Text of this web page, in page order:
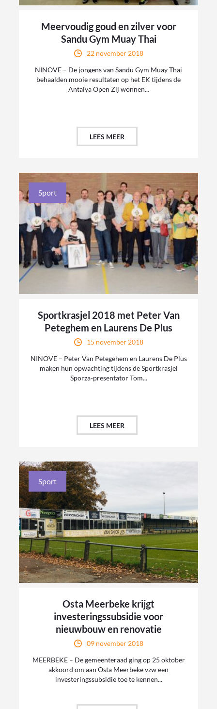
Meervoudig goud en zilver voor
Sandu Gym Muay Thai
22 november 2018
NINOVE – De jongens van Sandu Gym Muay Thai
behaalden mooie resultaten op het EK tijdens de
Antalya Open Zij wonnen...
LEES MEER
Sport
Sportkrasjel 2018 met Peter Van
Peteghem en Laurens De Plus
15 november 2018
NINOVE – Peter Van Petegehem en Laurens De Plus
maken hun opwachting tijdens de Sportkrasjel
Sporza-presentator Tom...
LEES MEER
Sport
Osta Meerbeke krijgt
investeringssubsidie voor
nieuwbouw en renovatie
09 november 2018
MEERBEKE – De gemeenteraad ging op 25 oktober
akkoord om aan Osta Meerbeke vzw een
investeringssubsidie toe te kennen...